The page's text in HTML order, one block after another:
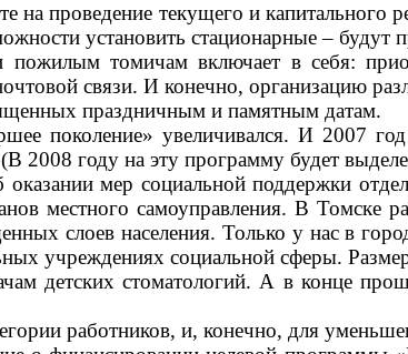
на проведение текущего и
установить стационарные– будут
томичам включает в себя:
связи. И конечно, организацию
праздничным и памятным датам.
поколение» увеличивался. И 2007
2008 году на эту программу будет
мер социальной поддержки
местного самоуправления. В
слоев населения. Только у нас в
учреждениях социальной сферы.
детских стоматологий. А в конце
работников, и, конечно, для